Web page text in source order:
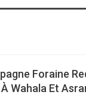
Foraine
Wahala Et